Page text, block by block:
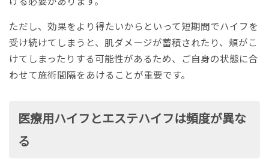
ただし、効果をより得たいからといって短期間でハイフを
受け続けてしまうと、肌ダメージが蓄積されたり、頬がこ
けてしまったりする可能性があるため、ご自身の状態に合
わせて施術間隔をあけることが重要です。
医療用ハイフとエステハイフは頻度が異な
る